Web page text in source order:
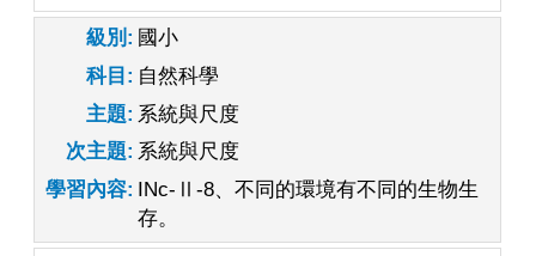
級別
國小
科目
自然科學
主題
系統與尺度
次主題
系統與尺度
學習內容 INc-Ⅱ-8、不同的環境有不同的生物生
存。